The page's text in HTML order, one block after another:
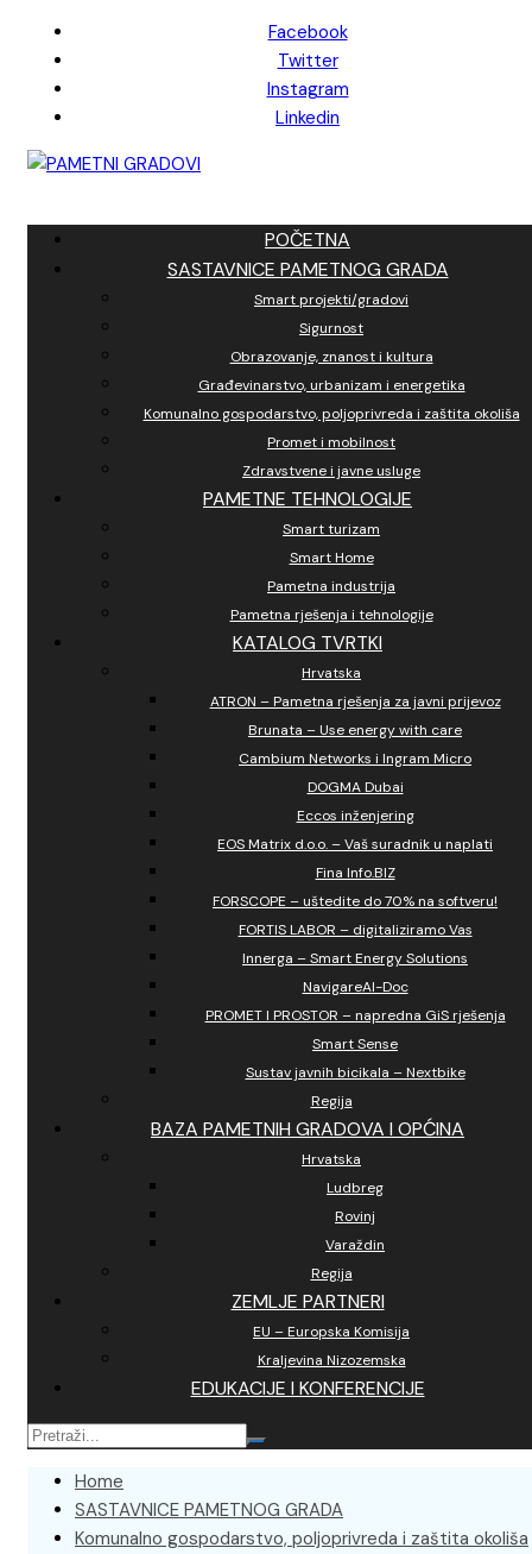
content
Facebook
Twitter
Instagram
Linkedin
POČETNA
SASTAVNICE PAMETNOG GRADA
Smart projekti/gradovi
Sigurnost
Obrazovanje, znanost i kultura
Građevinarstvo, urbanizam i energetika
Komunalno gospodarstvo, poljoprivreda i zaštita okoliša
Promet i mobilnost
Zdravstvene i javne usluge
PAMETNE TEHNOLOGIJE
Smart turizam
Smart Home
Pametna industrija
Pametna rješenja i tehnologije
KATALOG TVRTKI
Hrvatska
ATRON – Pametna rješenja za javni prijevoz
Brunata – Use energy with care
Cambium Networks i Ingram Micro
DOGMA Dubai
Eccos inženjering
EOS Matrix d.o.o. – Vaš suradnik u naplati
Fina Info.BIZ
FORSCOPE – uštedite do 70% na softveru!
FORTIS LABOR – digitaliziramo Vas
Innerga – Smart Energy Solutions
NavigareAI-Doc
PROMET I PROSTOR – napredna GiS rješenja
Smart Sense
Sustav javnih bicikala – Nextbike
Regija
BAZA PAMETNIH GRADOVA I OPĆINA
Hrvatska
Ludbreg
Rovinj
Varaždin
Regija
ZEMLJE PARTNERI
EU – Europska Komisija
Kraljevina Nizozemska
EDUKACIJE I KONFERENCIJE
Home
SASTAVNICE PAMETNOG GRADA
Komunalno gospodarstvo, poljoprivreda i zaštita okoliša